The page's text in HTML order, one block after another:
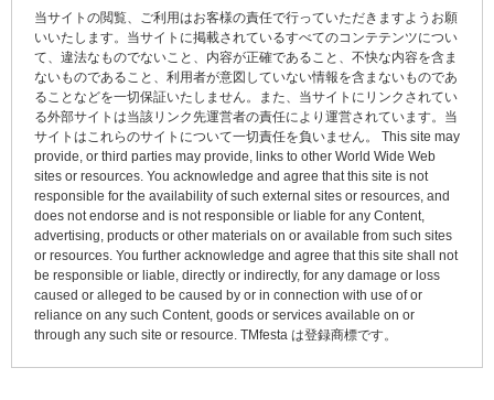
当サイトの閲覧、ご利用はお客様の責任で行っていただきますようお願
いいたします。当サイトに掲載されているすべてのコンテテンツについ
て、違法なものでないこと、内容が正確であること、不快な内容を含ま
ないものであること、利用者が意図していない情報を含まないものであ
ることなどを一切保証いたしません。また、当サイトにリンクされてい
る外部サイトは当該リンク先運営者の責任により運営されています。当
サイトはこれらのサイトについて一切責任を負いません。 This site may
provide, or third parties may provide, links to other World Wide Web
sites or resources. You acknowledge and agree that this site is not
responsible for the availability of such external sites or resources, and
does not endorse and is not responsible or liable for any Content,
advertising, products or other materials on or available from such sites
or resources. You further acknowledge and agree that this site shall not
be responsible or liable, directly or indirectly, for any damage or loss
caused or alleged to be caused by or in connection with use of or
reliance on any such Content, goods or services available on or
through any such site or resource. TMfesta は登録商標です。